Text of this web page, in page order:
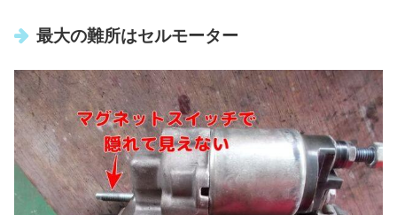
最大の難所はセルモーター